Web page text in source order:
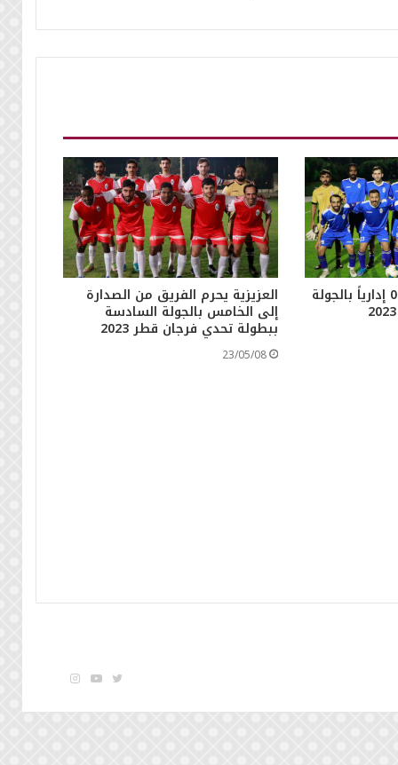
الفوز على الدفنة 3 : 0 إدارياً بالجولة العزيزية يحرم الفريق من الصدارة
إلى الخامس بالجولة السادسة
ببطولة تحدي فرجان قطر 2023
23/05/08